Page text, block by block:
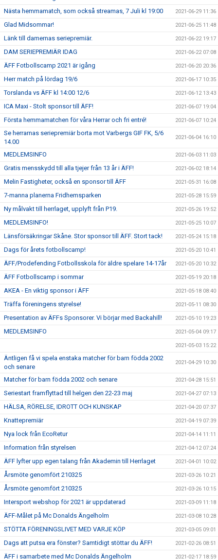
Nästa hemmamatch, som också streamas, 7 Juli kl 19:00 2021-06-29 11:36
Glad Midsommar! 2021-06-25 11:48
Länk till damernas seriepremiär. 2021-06-22 19:17
DAM SERIEPREMIÄR IDAG 2021-06-22 07:08
ÄFF Fotbollscamp 2021 är igång 2021-06-20 20:36
Herr match på lördag 19/6 2021-06-17 10:35
Torslanda vs ÄFF kl 14:00 12/6 2021-06-12 13:43
ICA Maxi - Stolt sponsor till ÄFF! 2021-06-07 19:04
Första hemmamatchen för våra Herrar och fri entré! 2021-06-07 10:24
Se herrarnas seriepremiär borta mot Varbergs GIF FK, 5/6
14.00
2021-06-04 16:10
MEDLEMSINFO 2021-06-03 11:03
Gratis mensskydd till alla tjejer från 13 år i ÄFF! 2021-06-02 18:14
Melin Fastigheter, också en sponsor till ÄFF 2021-05-31 16:08
7-manna planerna Fridhemsparken 2021-05-28 15:59
Ny målvakt till herrlaget, upplyft från P19. 2021-05-26 19:52
MEDLEMSINFO! 2021-05-25 10:07
Länsförsäkringar Skåne. Stor sponsor till ÄFF. Stort tack! 2021-05-24 15:18
Dags för årets fotbollscamp! 2021-05-20 10:41
ÄFF/Prodefending Fotbollsskola för äldre spelare 14-17år 2021-05-20 10:32
ÄFF Fotbollscamp i sommar 2021-05-19 20:18
AKEA - En viktig sponsor i ÄFF 2021-05-18 08:40
Träffa föreningens styrelse! 2021-05-11 08:30
Presentation av ÄFFs Sponsorer. Vi börjar med Backahill! 2021-05-10 19:23
MEDLEMSINFO 2021-05-04 09:17
2021-05-03 15:22
Äntligen få vi spela enstaka matcher för barn födda 2002
och senare
2021-04-29 10:30
Matcher för barn födda 2002 och senare 2021-04-28 15:51
Seriestart framflyttad till helgen den 22-23 maj 2021-04-27 07:13
HÄLSA, RÖRELSE, IDROTT OCH KUNSKAP 2021-04-20 07:37
Knattepremiär 2021-04-19 07:39
Nya lock från EcoRetur 2021-04-14 11:11
Information från styrelsen 2021-04-12 07:24
ÄFF lyfter upp egen talang från Akademin till Herrlaget 2021-04-01 10:02
Årsmöte genomfört 210325 2021-03-26 10:21
Årsmöte genomfört 210325 2021-03-26 10:15
Intersport webshop för 2021 är uppdaterad 2021-03-09 11:18
ÄFF-Målet på Mc Donalds Ängelholm 2021-03-08 10:28
STÖTTA FÖRENINGSLIVET MED VARJE KÖP 2021-03-05 09:01
Dags att putsa era fönster? Samtidigt stöttar du ÄFF! 2021-02-26 08:51
ÄFF i samarbete med Mc Donalds Ängelholm 2021-02-17 18:59